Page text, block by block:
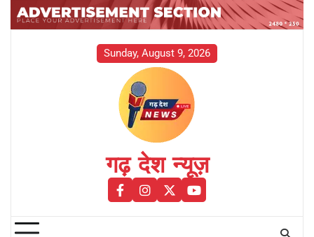
Skip
Sunday, August 9, 2026
गढ़ देश न्यूज़
facebookinstagram
twitteryoutube